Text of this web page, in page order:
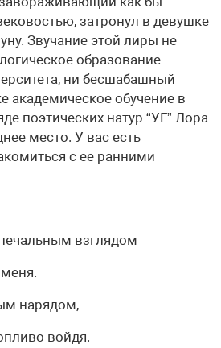
затронул в девушке
Звучание этой лиры не
образование
ни бесшабашный
академическое обучение в
поэтических натур “УГ” Лора
место. У вас есть
с ее ранними
взглядом
нарядом,
войдя.